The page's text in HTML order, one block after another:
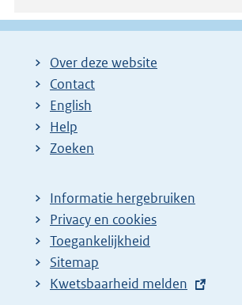
Over deze website
Contact
English
Help
Zoeken
Informatie hergebruiken
Privacy en cookies
Toegankelijkheid
Sitemap
E
Kwetsbaarheid melden